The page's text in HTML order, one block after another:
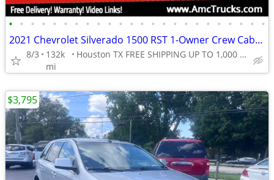
• • • • • • • • • • • • • • • • • • • • • • • •
2021 Chevrolet Silverado 1500 RST 1-Owner Crew Cab 5.3L 4WD NO RUST
8/3
132k
mi
Houston TX FREE SHIPPING UP TO 1,000 MI (.90C/MI Add
$3,795